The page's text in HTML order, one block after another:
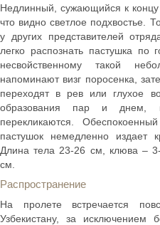
Недлинный, сужающийся к концу
что видно светлое подхвостье.
у других представителей
легко распознать пастушка по
несвойственному такой
напоминают визг поросенка,
переходят в рев или глухое
образования пар и днем,
перекликаются.
пастушок немедленно издает
Длина тела 23-26 см, клюва –
см.
Распространение
На пролете встречается
Узбекистану, за исключением